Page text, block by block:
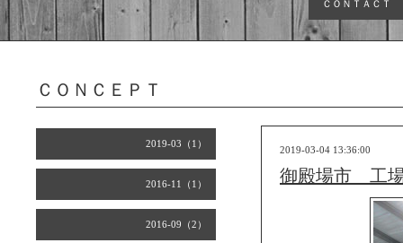
ＣＯＮＴＡＣＴ
2019-03（1）
2016-11（1）
2016-09（2）
ＣＯＮＣＥＰＴ
2019-03-04 13:36:00
御殿場市 工